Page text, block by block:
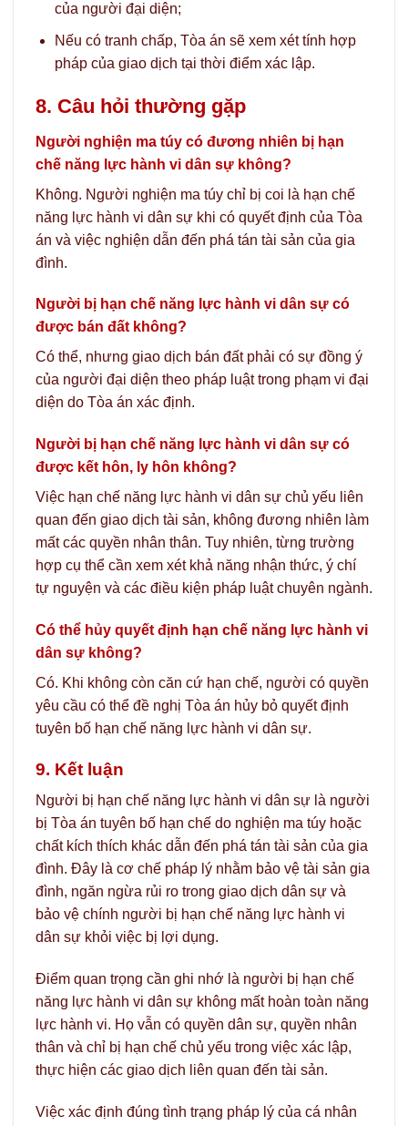
của người đại diện;
Nếu có tranh chấp, Tòa án sẽ xem xét tính hợp
pháp của giao dịch tại thời điểm xác lập.
8. Câu hỏi thường gặp
Người nghiện ma túy có đương nhiên bị hạn
chế năng lực hành vi dân sự không?
Không. Người nghiện ma túy chỉ bị coi là hạn chế
năng lực hành vi dân sự khi có quyết định của Tòa
án và việc nghiện dẫn đến phá tán tài sản của gia
đình.
Người bị hạn chế năng lực hành vi dân sự có
được bán đất không?
Có thể, nhưng giao dịch bán đất phải có sự đồng ý
của người đại diện theo pháp luật trong phạm vi đại
diện do Tòa án xác định.
Người bị hạn chế năng lực hành vi dân sự có
được kết hôn, ly hôn không?
Việc hạn chế năng lực hành vi dân sự chủ yếu liên
quan đến giao dịch tài sản, không đương nhiên làm
mất các quyền nhân thân. Tuy nhiên, từng trường
hợp cụ thể cần xem xét khả năng nhận thức, ý chí
tự nguyện và các điều kiện pháp luật chuyên ngành.
Có thể hủy quyết định hạn chế năng lực hành vi
dân sự không?
Có. Khi không còn căn cứ hạn chế, người có quyền
yêu cầu có thể đề nghị Tòa án hủy bỏ quyết định
tuyên bố hạn chế năng lực hành vi dân sự.
9. Kết luận
Người bị hạn chế năng lực hành vi dân sự là người
bị Tòa án tuyên bố hạn chế do nghiện ma túy hoặc
chất kích thích khác dẫn đến phá tán tài sản của gia
đình. Đây là cơ chế pháp lý nhằm bảo vệ tài sản gia
đình, ngăn ngừa rủi ro trong giao dịch dân sự và
bảo vệ chính người bị hạn chế năng lực hành vi
dân sự khỏi việc bị lợi dụng.
Điểm quan trọng cần ghi nhớ là người bị hạn chế
năng lực hành vi dân sự không mất hoàn toàn năng
lực hành vi. Họ vẫn có quyền dân sự, quyền nhân
thân và chỉ bị hạn chế chủ yếu trong việc xác lập,
thực hiện các giao dịch liên quan đến tài sản.
Việc xác định đúng tình trạng pháp lý của cá nhân